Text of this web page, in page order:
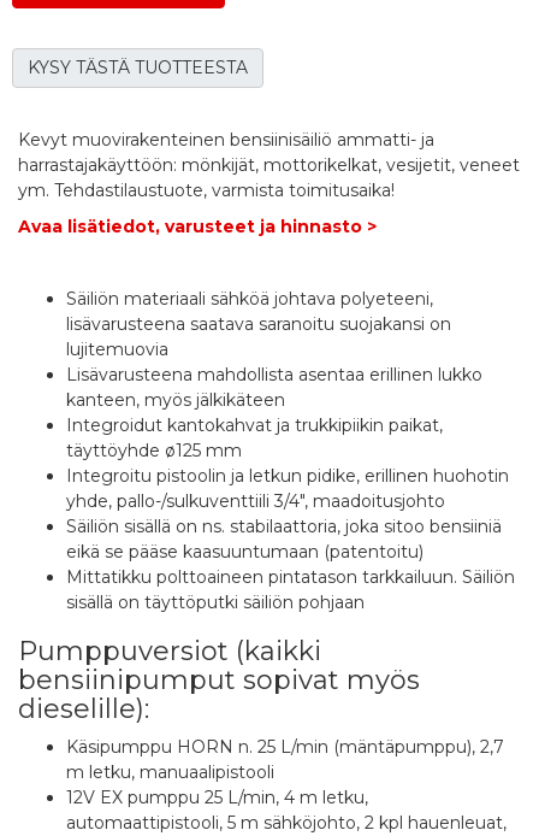
KYSY TÄSTÄ TUOTTEESTA
Kevyt muovirakenteinen bensiinisäiliö ammatti- ja
harrastajakäyttöön: mönkijät, mottorikelkat, vesijetit, veneet
ym. Tehdastilaustuote, varmista toimitusaika!
Avaa lisätiedot, varusteet ja hinnasto >
Säiliön materiaali sähköä johtava polyeteeni,
lisävarusteena saatava saranoitu suojakansi on
lujitemuovia
Lisävarusteena mahdollista asentaa erillinen lukko
kanteen, myös jälkikäteen
Integroidut kantokahvat ja trukkipiikin paikat,
täyttöyhde ø125 mm
Integroitu pistoolin ja letkun pidike, erillinen huohotin
yhde, pallo-/sulkuventtiili 3/4", maadoitusjohto
Säiliön sisällä on ns. stabilaattoria, joka sitoo bensiiniä
eikä se pääse kaasuuntumaan (patentoitu)
Mittatikku polttoaineen pintatason tarkkailuun. Säiliön
sisällä on täyttöputki säiliön pohjaan
Pumppuversiot (kaikki
bensiinipumput sopivat myös
dieselille):
Käsipumppu HORN n. 25 L/min (mäntäpumppu), 2,7
m letku, manuaalipistooli
12V EX pumppu 25 L/min, 4 m letku,
automaattipistooli, 5 m sähköjohto, 2 kpl hauenleuat,